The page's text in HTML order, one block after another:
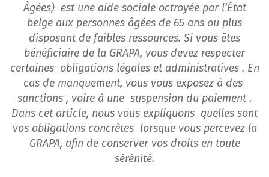
Âgées) est une aide sociale octroyée par l’État
belge aux personnes âgées de 65 ans ou plus
disposant de faibles ressources. Si vous êtes
bénéficiaire de la GRAPA, vous devez respecter
certaines obligations légales et administratives . En
cas de manquement, vous vous exposez à des
sanctions , voire à une suspension du paiement .
Dans cet article, nous vous expliquons quelles sont
vos obligations concrètes lorsque vous percevez la
GRAPA, afin de conserver vos droits en toute
sérénité.